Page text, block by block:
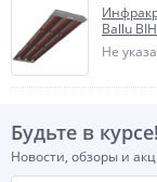
Ballu
Не
Будьте в курсе!
Новости, обзоры и